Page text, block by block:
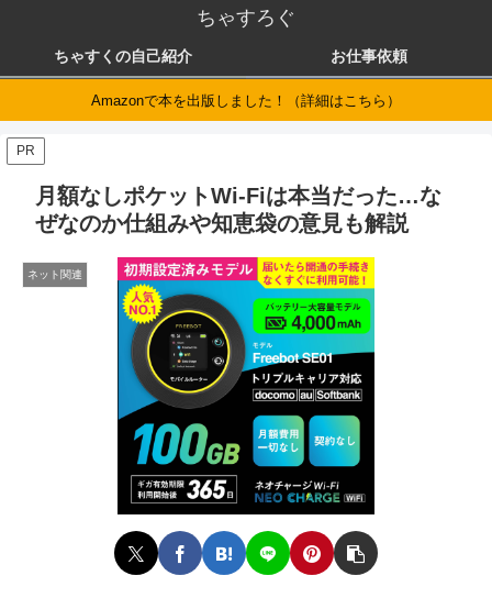
ちゃすろぐ
ちゃすくの自己紹介 お仕事依頼
Amazonで本を出版しました！（詳細はこちら）
PR
月額なしポケットWi-Fiは本当だった…な
ぜなのか仕組みや知恵袋の意見も解説
ネット関連